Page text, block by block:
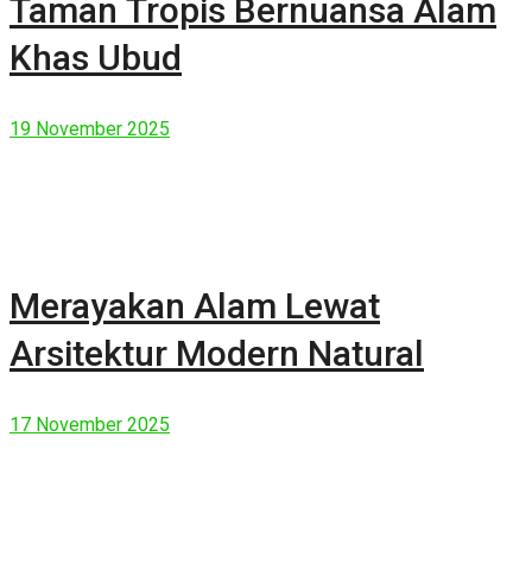
Taman Tropis Bernuansa Alam
Khas Ubud
19 November 2025
Merayakan Alam Lewat
Arsitektur Modern Natural
17 November 2025